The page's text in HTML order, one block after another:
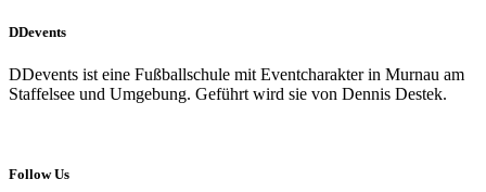
DDevents
DDevents ist eine Fußballschule mit Eventcharakter in Murnau am
Staffelsee und Umgebung. Geführt wird sie von Dennis Destek.
Follow Us